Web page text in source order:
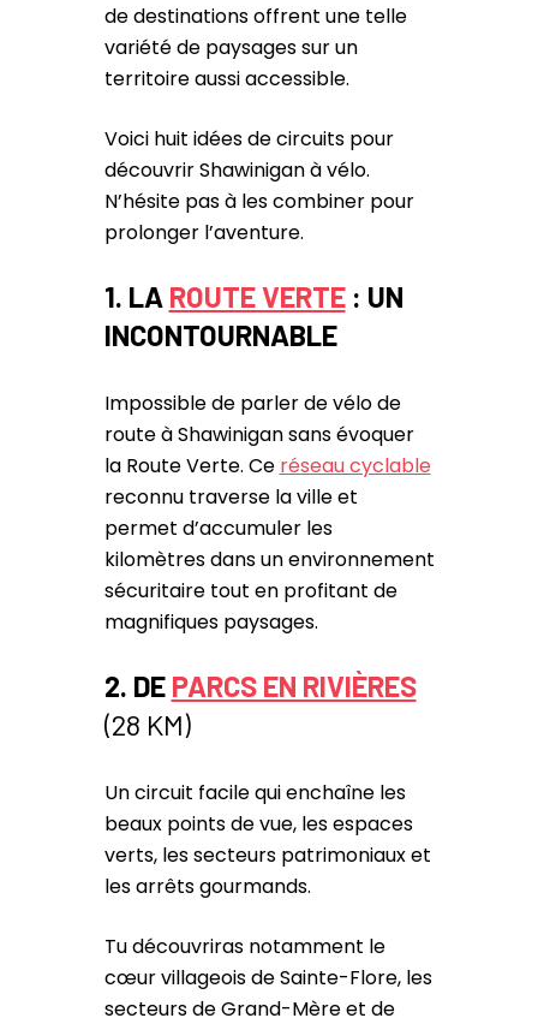
de destinations offrent une telle
variété de paysages sur un
territoire aussi accessible.
Voici huit idées de circuits pour
découvrir Shawinigan à vélo.
N’hésite pas à les combiner pour
prolonger l’aventure.
1. LA ROUTE VERTE: UN
INCONTOURNABLE
Impossible de parler de vélo de
route à Shawinigan sans évoquer
la Route Verte. Ce réseau cyclable
reconnu traverse la ville et
permet d’accumuler les
kilomètres dans un environnement
sécuritaire tout en profitant de
magnifiques paysages.
2. DE PARCS EN RIVIÈRES
(28 KM)
Un circuit facile qui enchaîne les
beaux points de vue, les espaces
verts, les secteurs patrimoniaux et
les arrêts gourmands.
Tu découvriras notamment le
cœur villageois de Sainte-Flore, les
secteurs de Grand-Mère et de